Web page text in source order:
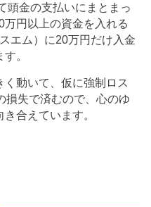
頭金の支払いにまとまっ
円以上の資金を入れる
エム）に20万円だけ入金
。
動いて、仮に強制ロス
損失で済むので、心のゆ
合えています。